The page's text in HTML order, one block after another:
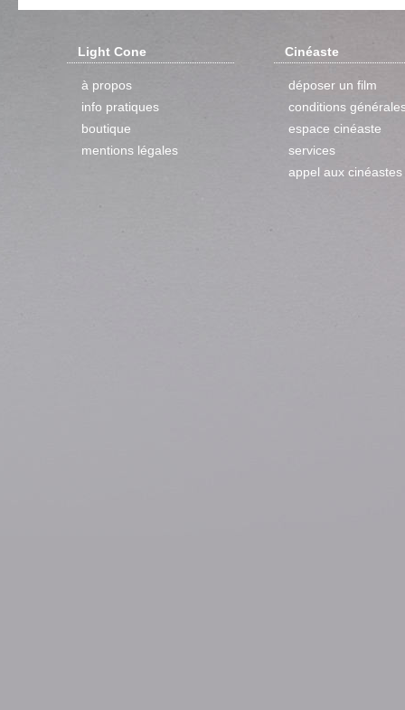
Light Cone
à propos
info pratiques
boutique
mentions légales
Cinéaste
déposer un film
conditions
espace cinéaste
services
appel aux cinéastes